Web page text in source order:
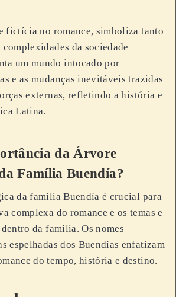
fictícia no romance, simboliza tanto
da sociedade
um mundo intocado por
e as mudanças inevitáveis trazidas
externas, refletindo a história e
Latina.
da Árvore
Família Buendía?
da família Buendía é crucial para
complexa do romance e os temas e
da família. Os nomes
espelhadas dos Buendías enfatizam
do tempo, história e destino.